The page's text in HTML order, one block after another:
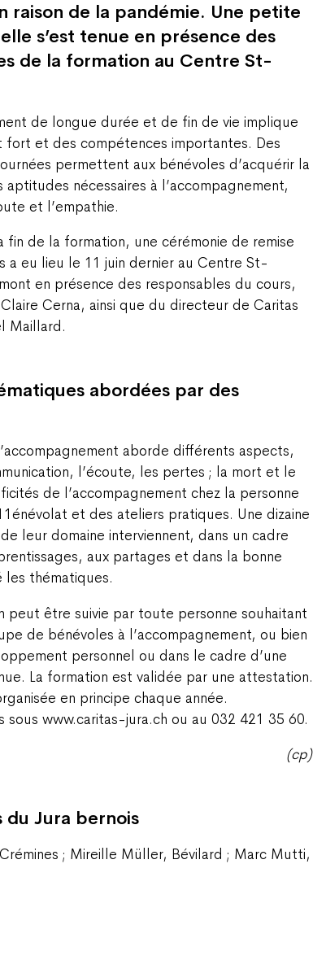
raison de la pandémie. Une petite
s’est tenue en présence des
de la formation au Centre St-
de longue durée et de fin de vie implique
fort et des compétences importantes. Des
permettent aux bénévoles d’acquérir la
nécessaires à l’accompagnement,
et l’empathie.
fin de la formation, une cérémonie de remise
a eu lieu le 11 juin dernier au Centre St-
en présence des responsables du cours,
Cerna, ainsi que du directeur de Caritas
Maillard.
abordées par des
aborde différents aspects,
l’écoute, les pertes ; la mort et le
de l’accompagnement chez la personne
et des ateliers pratiques. Une dizaine
leur domaine interviennent, dans un cadre
aux partages et dans la bonne
les thématiques.
peut être suivie par toute personne souhaitant
de bénévoles à l’accompagnement, ou bien
personnel ou dans le cadre d’une
La formation est validée par une attestation.
en principe chaque année.
sous www.caritas-jura.ch ou au 032 421 35 60.
(cp)
du Jura bernois
; Mireille Müller, Bévilard ; Marc Mutti,